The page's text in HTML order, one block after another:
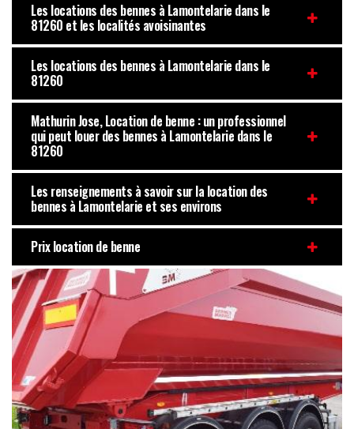
Les locations des bennes à Lamontelarie dans le
81260 et les localités avoisinantes
Les locations des bennes à Lamontelarie dans le
81260
Mathurin Jose, Location de benne : un professionnel
qui peut louer des bennes à Lamontelarie dans le
81260
Les renseignements à savoir sur la location des
bennes à Lamontelarie et ses environs
Prix location de benne